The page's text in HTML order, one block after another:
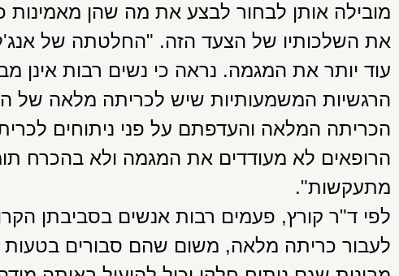
מובילה אותן לבחור לבצע את מה שהן מאמינות
את השלכותיו של הצעד הזה. "החלטתה של
עוד יותר את המגמה. נראה כי נשים רבות אינן
הרגשיות המשמעותיות שיש לכריתה מלאה של
הכריתה המלאה והעדפתם על פני ניתוחים
הרופאים לא מעודדים את המגמה ולא בהכרח
מתעקשות".
לפי ד"ר קורץ, פעמים רבות אנשים בסביבתן
לעבור כריתה מלאה, משום שהם סבורים בטעות